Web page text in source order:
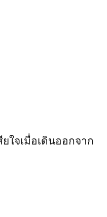
ใจเมื่อเดินออกจาก